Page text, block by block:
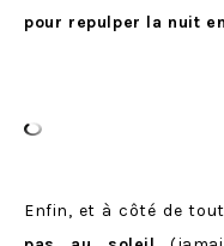
pour repulper la nuit
Enfin, et à côté de